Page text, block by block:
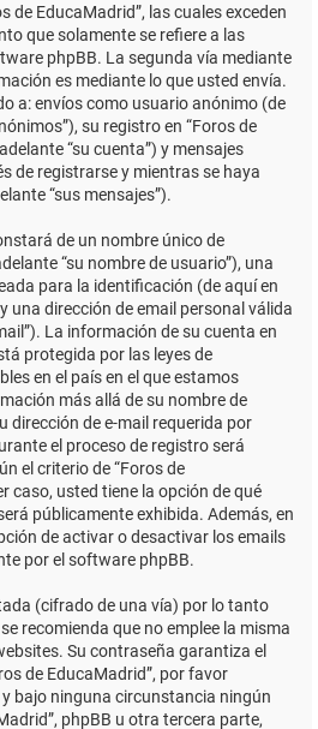
de EducaMadrid”, las cuales exceden
que solamente se refiere a las
phpBB. La segunda vía mediante
es mediante lo que usted envía.
a: envíos como usuario anónimo (de
su registro en “Foros de
“su cuenta”) y mensajes
de registrarse y mientras se haya
“sus mensajes”).
de un nombre único de
“su nombre de usuario”), una
para la identificación (de aquí en
una dirección de email personal válida
La información de su cuenta en
protegida por las leyes de
en el país en el que estamos
más allá de su nombre de
dirección de e-mail requerida por
el proceso de registro será
el criterio de “Foros de
caso, usted tiene la opción de qué
públicamente exhibida. Además, en
de activar o desactivar los emails
por el software phpBB.
(cifrado de una vía) por lo tanto
recomienda que no emplee la misma
Su contraseña garantiza el
de EducaMadrid”, por favor
bajo ninguna circunstancia ningún
phpBB u otra tercera parte,